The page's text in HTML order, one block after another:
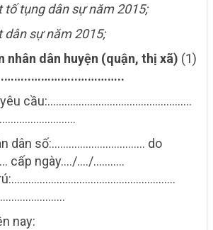
tố tụng dân sự năm 2015;
dân sự năm 2015;
nhân dân huyện (quận, thị xã) (1)
yêu cầu:……………………………………………
dân số:…………………………… do
cấp ngày…./…./………..
nay: